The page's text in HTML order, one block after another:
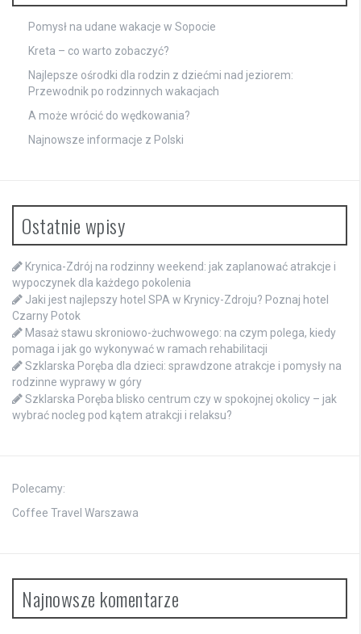
Pomysł na udane wakacje w Sopocie
Kreta – co warto zobaczyć?
Najlepsze ośrodki dla rodzin z dziećmi nad jeziorem:
Przewodnik po rodzinnych wakacjach
A może wrócić do wędkowania?
Najnowsze informacje z Polski
Ostatnie wpisy
Krynica-Zdrój na rodzinny weekend: jak zaplanować atrakcje i
wypoczynek dla każdego pokolenia
Jaki jest najlepszy hotel SPA w Krynicy-Zdroju? Poznaj hotel
Czarny Potok
Masaż stawu skroniowo-żuchwowego: na czym polega, kiedy
pomaga i jak go wykonywać w ramach rehabilitacji
Szklarska Poręba dla dzieci: sprawdzone atrakcje i pomysły na
rodzinne wyprawy w góry
Szklarska Poręba blisko centrum czy w spokojnej okolicy – jak
wybrać nocleg pod kątem atrakcji i relaksu?
Polecamy:
Coffee Travel Warszawa
Najnowsze komentarze